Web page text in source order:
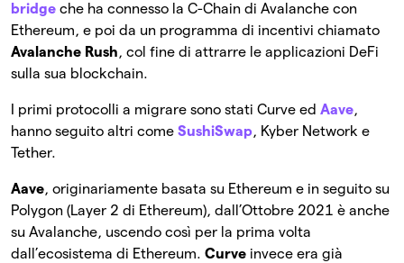
bridge che ha connesso la C-Chain di Avalanche con
Ethereum, e poi da un programma di incentivi chiamato
Avalanche Rush, col fine di attrarre le applicazioni DeFi
sulla sua blockchain.
I primi protocolli a migrare sono stati Curve ed Aave,
hanno seguito altri come SushiSwap, Kyber Network e
Tether.
Aave, originariamente basata su Ethereum e in seguito su
Polygon (Layer 2 di Ethereum), dall’Ottobre 2021 è anche
su Avalanche, uscendo così per la prima volta
dall’ecosistema di Ethereum. Curve invece era già